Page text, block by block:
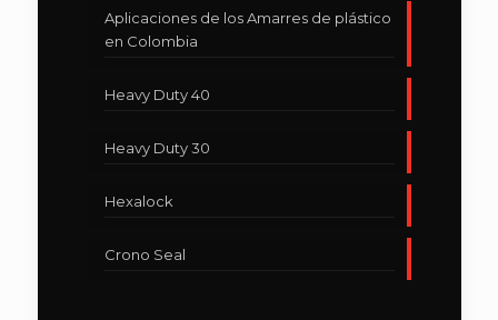
Aplicaciones de los Amarres de plástico
en Colombia
Heavy Duty 40
Heavy Duty 30
Hexalock
Crono Seal